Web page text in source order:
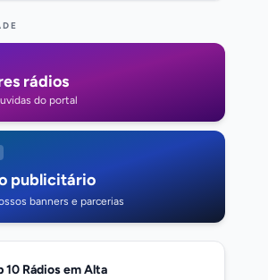
rádios
do portal
publicitário
banners e parcerias
10 Rádios em Alta